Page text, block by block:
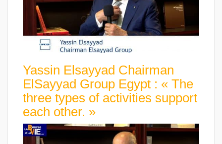
Yassin Elsayyad Chairman
ElSayyad Group Egypt : « The
three types of activities support
each other. »